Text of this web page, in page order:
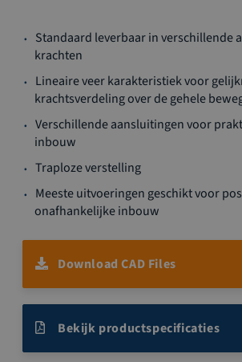
naar
het
van
afbeeldingen-
gallerij
Standaard leverbaar in verschillende
krachten
Lineaire veer karakteristiek voor
krachtsverdeling over de gehele
Verschillende aansluitingen voor
inbouw
Traploze verstelling
Meeste uitvoeringen geschikt voor
onafhankelijke inbouw
Download CAD Files
Bekijk productspecificaties